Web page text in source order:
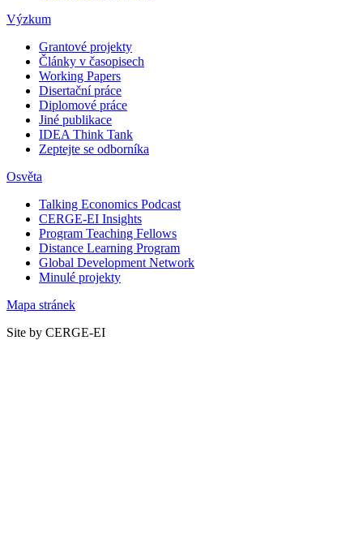
Výzkum
Grantové projekty
Články v časopisech
Working Papers
Disertační práce
Diplomové práce
Jiné publikace
IDEA Think Tank
Zeptejte se odborníka
Osvěta
Talking Economics Podcast
CERGE-EI Insights
Program Teaching Fellows
Distance Learning Program
Global Development Network
Minulé projekty
Mapa stránek
Site by CERGE-EI